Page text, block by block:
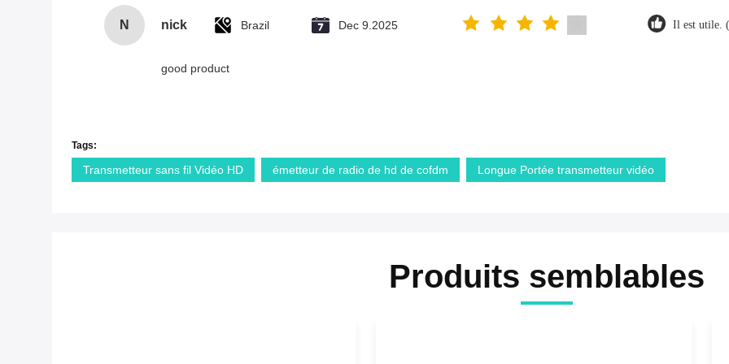
N nick Brazil Dec 9.2025 Il est utile.
good product
Tags:
Transmetteur sans fil Vidéo HD émetteur de radio de hd de cofdm Longue Portée transmetteur vidéo
Produits semblables